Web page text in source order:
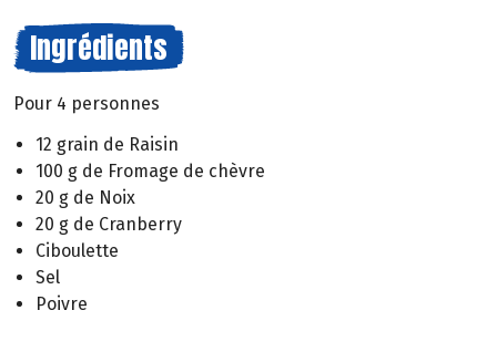
Ingrédients
Pour 4 personnes
12 grain de Raisin
100 g de Fromage de chèvre
20 g de Noix
20 g de Cranberry
Ciboulette
Sel
Poivre